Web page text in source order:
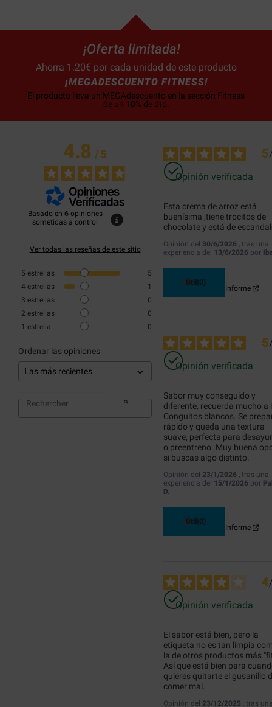
¡Oferta limitada!
Ahorra 1.20€ por cada unidad de este producto
¡MEGADESCUENTO FITNESS!
El producto lleva un MEGAdescuento en la sección Fitness
de un 10% de dto.
4.8/5
Basado en 6 opiniones
sometidas a control
Ver todas las reseñas de este sitio
5 estrellas
5
4 estrellas
1
3 estrellas
0
2 estrellas
0
1 estrella 0
Ordenar las opiniones
5
Opinión verificada
Esta crema de arroz está
buenísima ,tiene trocitos de
chocolate y está de
Opinión del 30/6/2026 , tras una
experiencia del 13/6/2026 por
Útil(0)
Informe
5
Opinión verificada
Sabor muy conseguido y
diferente, recuerda mucho a
Conguitos blancos. Se
rápido y queda una textura
suave, perfecta para
o preentreno. Muy buena
si buscas algo distinto.
Opinión del 23/1/2026 , tras una
experiencia del 15/1/2026 por
D.
Útil(0)
Informe
4
Opinión verificada
El sabor está bien, pero la
etiqueta no es tan limpia
la de otros productos más
Así que está bien para
quieres quitarte el gusanillo
comer mal.
Opinión del 23/12/2025 , tras